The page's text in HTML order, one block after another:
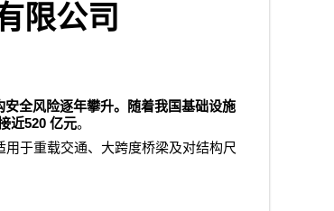
限公司
安全风险逐年攀升。随着我国基础设施
近520 亿元。
于重载交通、大跨度桥梁及对结构尺